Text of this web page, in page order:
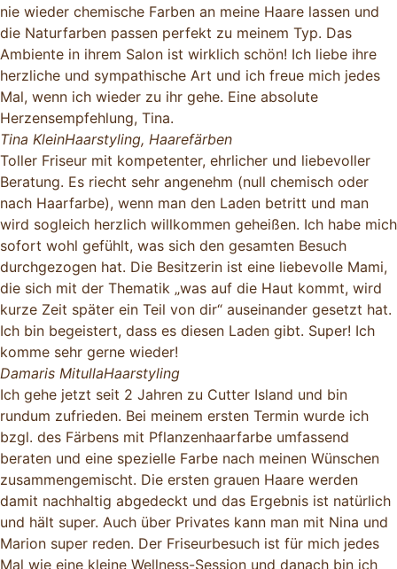
nie wieder chemische Farben an meine Haare lassen und
die Naturfarben passen perfekt zu meinem Typ. Das
Ambiente in ihrem Salon ist wirklich schön! Ich liebe ihre
herzliche und sympathische Art und ich freue mich jedes
Mal, wenn ich wieder zu ihr gehe. Eine absolute
Herzensempfehlung, Tina.
Tina KleinHaarstyling, Haarefärben
Toller Friseur mit kompetenter, ehrlicher und liebevoller
Beratung. Es riecht sehr angenehm (null chemisch oder
nach Haarfarbe), wenn man den Laden betritt und man
wird sogleich herzlich willkommen geheißen. Ich habe mich
sofort wohl gefühlt, was sich den gesamten Besuch
durchgezogen hat. Die Besitzerin ist eine liebevolle Mami,
die sich mit der Thematik „was auf die Haut kommt, wird
kurze Zeit später ein Teil von dir“ auseinander gesetzt hat.
Ich bin begeistert, dass es diesen Laden gibt. Super! Ich
komme sehr gerne wieder!
Damaris MitullaHaarstyling
Ich gehe jetzt seit 2 Jahren zu Cutter Island und bin
rundum zufrieden. Bei meinem ersten Termin wurde ich
bzgl. des Färbens mit Pflanzenhaarfarbe umfassend
beraten und eine spezielle Farbe nach meinen Wünschen
zusammengemischt. Die ersten grauen Haare werden
damit nachhaltig abgedeckt und das Ergebnis ist natürlich
und hält super. Auch über Privates kann man mit Nina und
Marion super reden. Der Friseurbesuch ist für mich jedes
Mal wie eine kleine Wellness-Session und danach bin ich